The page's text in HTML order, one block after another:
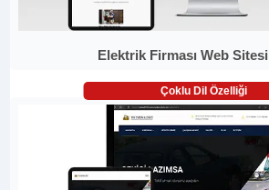
Elektrik Firması Web
Çoklu Dil Özelliği